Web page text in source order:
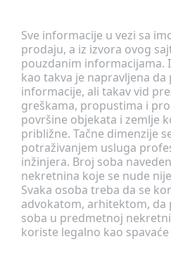
Sve informacije u vezi sa
prodaju, a iz izvora ovog
pouzdanim informacijama.
kao takva je napravljena
informacije, ali takav vid
greškama, propustima i
površine objekata i zemlje
približne. Tačne dimenzije
potraživanjem usluga
inžinjera. Broj soba
nekretnina koje se nude
Svaka osoba treba da se
advokatom, arhitektom, da
soba u predmetnoj
koriste legalno kao spavaće